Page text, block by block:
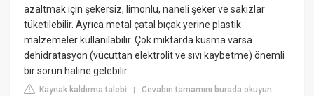
azaltmak için şekersiz, limonlu, naneli şeker ve sakızlar
tüketilebilir. Ayrıca metal çatal bıçak yerine plastik
malzemeler kullanılabilir. Çok miktarda kusma varsa
dehidratasyon (vücuttan elektrolit ve sıvı kaybetme) önemli
bir sorun haline gelebilir.
Kaynak kaldırma talebi |Cevabın tamamını burada okuyun: